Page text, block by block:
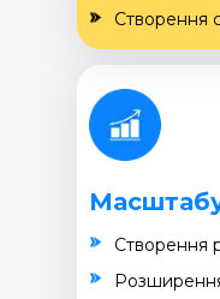
Створення
Створення